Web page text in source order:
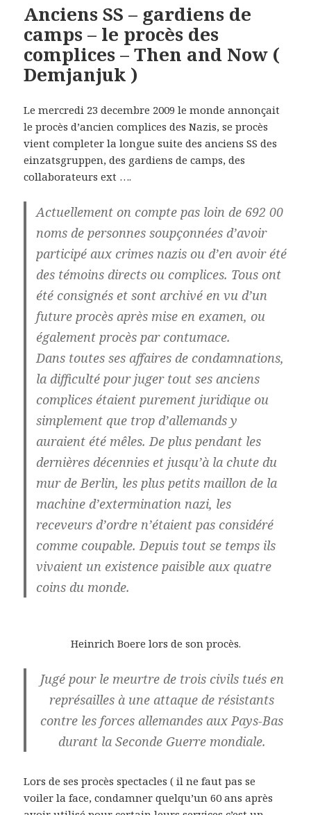
Anciens SS – gardiens de
camps – le procès des
complices – Then and Now (
Demjanjuk )
Le mercredi 23 decembre 2009 le monde annonçait
le procès d’ancien complices des Nazis, se procès
vient completer la longue suite des anciens SS des
einzatsgruppen, des gardiens de camps, des
collaborateurs ext ….
Actuellement on compte pas loin de 692 00
noms de personnes soupçonnées d’avoir
participé aux crimes nazis ou d’en avoir été
des témoins directs ou complices. Tous ont
été consignés et sont archivé en vu d’un
future procès après mise en examen, ou
également procès par contumace.
Dans toutes ses affaires de condamnations,
la difficulté pour juger tout ses anciens
complices étaient purement juridique ou
simplement que trop d’allemands y
auraient été mêles. De plus pendant les
dernières décennies et jusqu’à la chute du
mur de Berlin, les plus petits maillon de la
machine d’extermination nazi, les
receveurs d’ordre n’étaient pas considéré
comme coupable. Depuis tout se temps ils
vivaient un existence paisible aux quatre
coins du monde.
Heinrich Boere lors de son procès.
Jugé pour le meurtre de trois civils tués en
représailles à une attaque de résistants
contre les forces allemandes aux Pays-Bas
durant la Seconde Guerre mondiale.
Lors de ses procès spectacles ( il ne faut pas se
voiler la face, condamner quelqu’un 60 ans après